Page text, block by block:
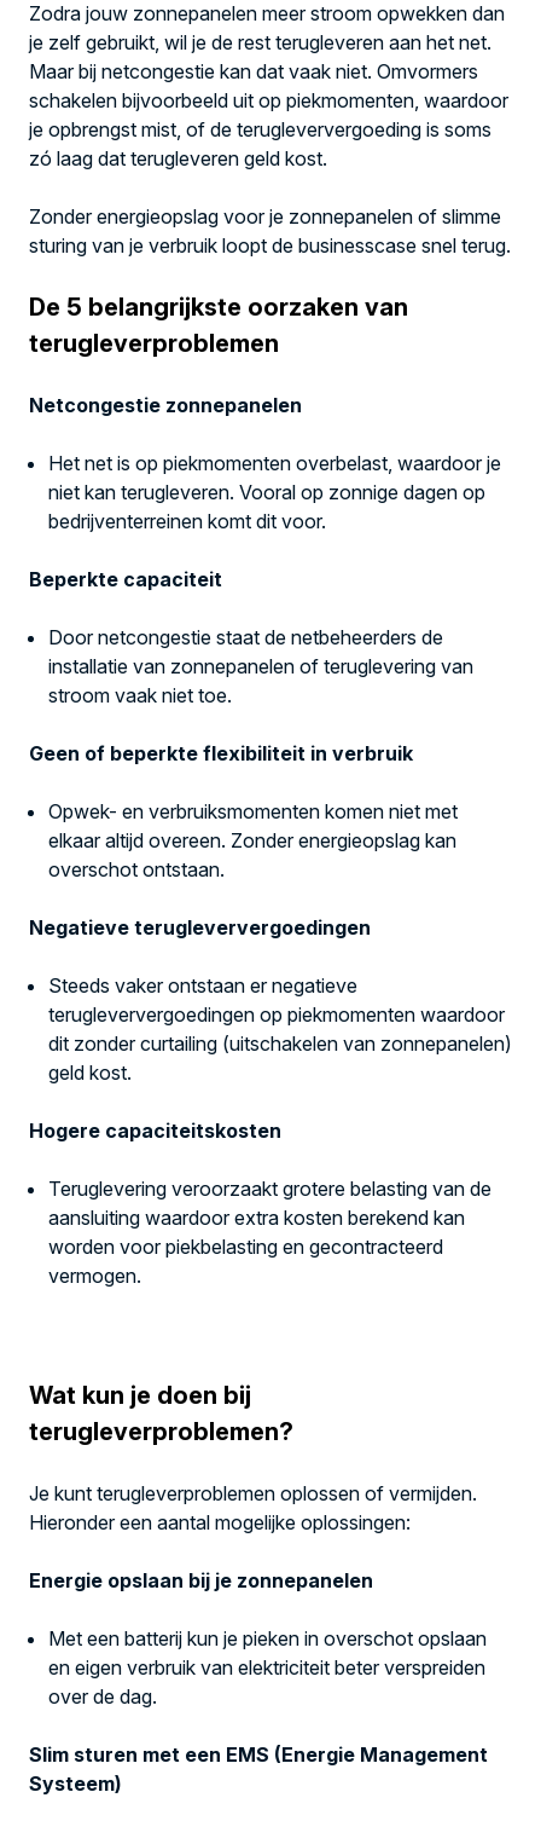
Zodra jouw zonnepanelen meer stroom opwekken dan
je zelf gebruikt, wil je de rest terugleveren aan het net.
Maar bij netcongestie kan dat vaak niet. Omvormers
schakelen bijvoorbeeld uit op piekmomenten, waardoor
je opbrengst mist, of de terugleververgoeding is soms
zó laag dat terugleveren geld kost.
Zonder energieopslag voor je zonnepanelen of slimme
sturing van je verbruik loopt de businesscase snel terug.
De 5 belangrijkste oorzaken van
terugleverproblemen
Netcongestie zonnepanelen
Het net is op piekmomenten overbelast, waardoor je
niet kan terugleveren. Vooral op zonnige dagen op
bedrijventerreinen komt dit voor.
Beperkte capaciteit
Door netcongestie staat de netbeheerders de
installatie van zonnepanelen of teruglevering van
stroom vaak niet toe.
Geen of beperkte flexibiliteit in verbruik
Opwek- en verbruiksmomenten komen niet met
elkaar altijd overeen. Zonder energieopslag kan
overschot ontstaan.
Negatieve terugleververgoedingen
Steeds vaker ontstaan er negatieve
terugleververgoedingen op piekmomenten waardoor
dit zonder curtailing (uitschakelen van zonnepanelen)
geld kost.
Hogere capaciteitskosten
Teruglevering veroorzaakt grotere belasting van de
aansluiting waardoor extra kosten berekend kan
worden voor piekbelasting en gecontracteerd
vermogen.
Wat kun je doen bij
terugleverproblemen?
Je kunt terugleverproblemen oplossen of vermijden.
Hieronder een aantal mogelijke oplossingen:
Energie opslaan bij je zonnepanelen
Met een batterij kun je pieken in overschot opslaan
en eigen verbruik van elektriciteit beter verspreiden
over de dag.
Slim sturen met een EMS (Energie Management
Systeem)